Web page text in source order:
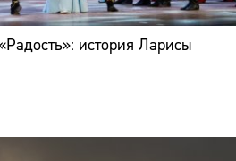
история Ларисы